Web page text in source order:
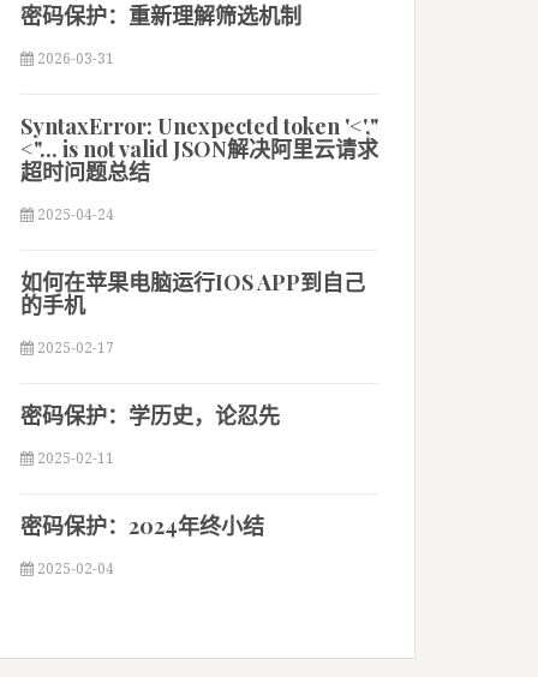
密码保护：重新理解筛选机制
2026-03-31
SyntaxError: Unexpected token '<',"
<"... is not valid JSON解决阿里云请求
超时问题总结
2025-04-24
如何在苹果电脑运行IOS APP到自己
的手机
2025-02-17
密码保护：学历史，论忍先
2025-02-11
密码保护：2024年终小结
2025-02-04